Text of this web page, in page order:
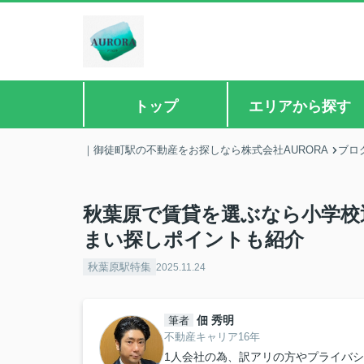
トップ エリアから探す
｜御徒町駅の不動産をお探しなら株式会社AURORA ブロ
秋葉原で賃貸を選ぶなら小学
まい探しポイントも紹介
秋葉原駅特集 2025.11.24
筆者 佃 秀明
不動産キャリア16年
1人会社の為、訳アリの方やプライバ